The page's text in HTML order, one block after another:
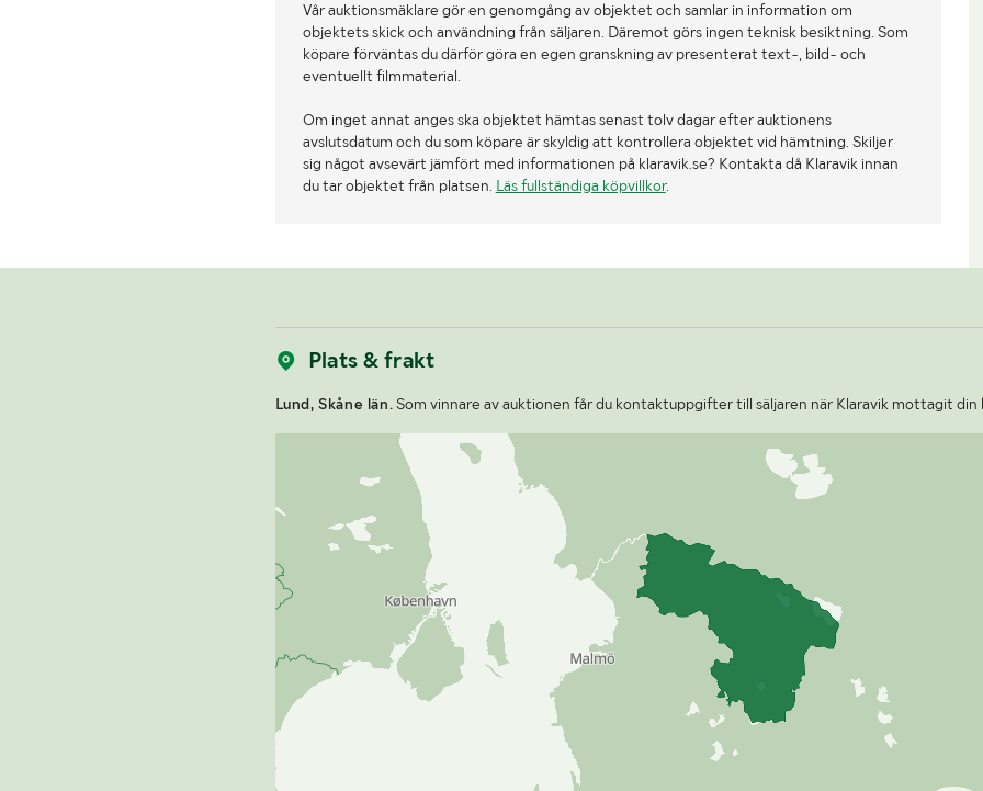
Vår auktionsmäklare gör en genomgång av objektet och samlar in information om
objektets skick och användning från säljaren. Däremot görs ingen teknisk besiktning. Som
köpare förväntas du därför göra en egen granskning av presenterat text-, bild- och
eventuellt filmmaterial.
Om inget annat anges ska objektet hämtas senast tolv dagar efter auktionens
avslutsdatum och du som köpare är skyldig att kontrollera objektet vid hämtning. Skiljer
sig något avsevärt jämfört med informationen på klaravik.se? Kontakta då Klaravik innan
du tar objektet från platsen. Läs fullständiga köpvillkor.
Plats & frakt
Lund, Skåne län.Som vinnare av auktionen får du kontaktuppgifter till säljaren när Klaravik mottagit din